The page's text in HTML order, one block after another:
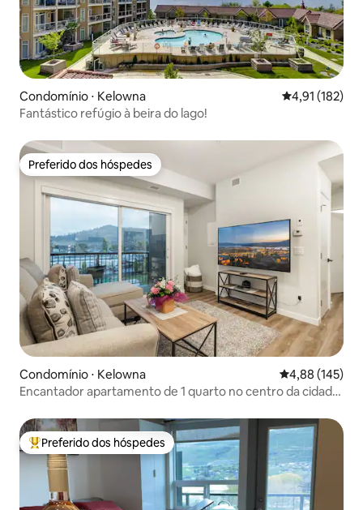
Condomínio ⋅ Kelowna 4,91 de uma
4,91 (182)
Fantástico refúgio à beira do lago!
Preferido dos hóspedes
Preferido dos hóspedes
Condomínio ⋅ Kelowna 4,88 de uma
4,88 (145)
Encantador apartamento de 1 quarto no centro da cidade
Entre os melhores preferidos dos hóspedes
Preferido dos hóspedes